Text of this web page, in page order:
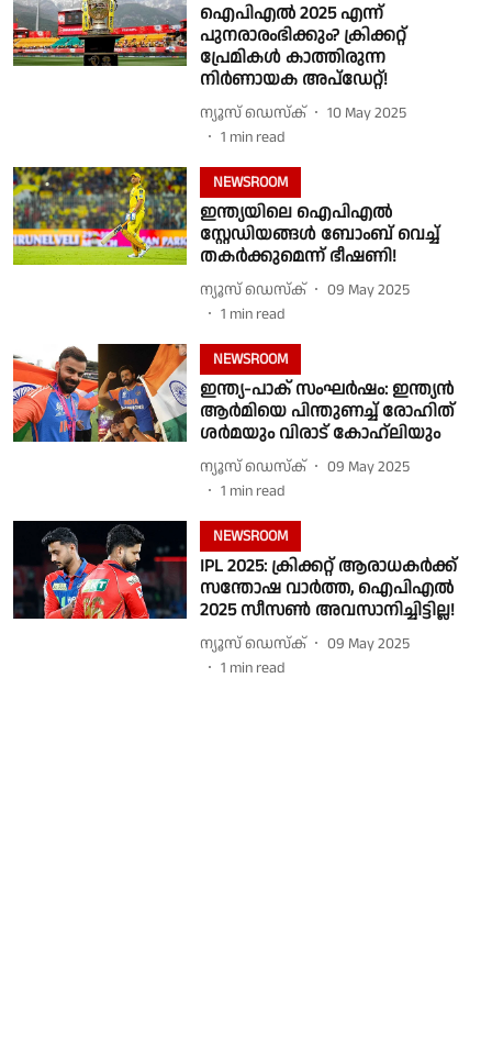
ഐപിഎൽ 2025 എന്ന്
പുനരാരംഭിക്കും? ക്രിക്കറ്റ്
പ്രേമികൾ കാത്തിരുന്ന
നിർണായക അപ്ഡേറ്റ്!
ന്യൂസ് ഡെസ്ക്
10 May 2025
1 min read
NEWSROOM
ഇന്ത്യയിലെ ഐപിഎൽ
സ്റ്റേഡിയങ്ങൾ ബോംബ് വെച്ച്
തകർക്കുമെന്ന് ഭീഷണി!
ന്യൂസ് ഡെസ്ക്
09 May 2025
1 min read
NEWSROOM
ഇന്ത്യ-പാക് സംഘർഷം: ഇന്ത്യൻ
ആർമിയെ പിന്തുണച്ച് രോഹിത്
ശർമയും വിരാട് കോഹ്‌ലിയും
ന്യൂസ് ഡെസ്ക്
09 May 2025
1 min read
NEWSROOM
IPL 2025: ക്രിക്കറ്റ് ആരാധകർക്ക്
സന്തോഷ വാർത്ത, ഐപിഎൽ
2025 സീസൺ അവസാനിച്ചിട്ടില്ല!
ന്യൂസ് ഡെസ്ക്
09 May 2025
1 min read